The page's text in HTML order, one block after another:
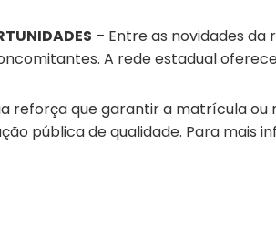
– Entre as novidades
A rede estadual
reforça que garantir a matrícula ou
pública de qualidade. Para mais